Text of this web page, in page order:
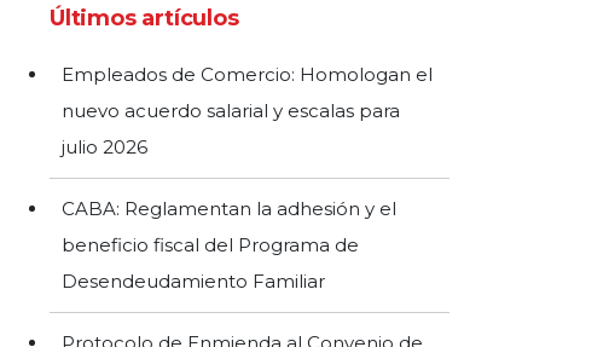
Últimos artículos
Empleados de Comercio: Homologan el
nuevo acuerdo salarial y escalas para
julio 2026
CABA: Reglamentan la adhesión y el
beneficio fiscal del Programa de
Desendeudamiento Familiar